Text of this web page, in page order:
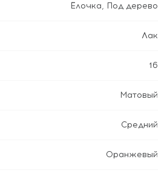
Ёлочка, Под дерево
Лак
16
Матовый
Средний
Оранжевый